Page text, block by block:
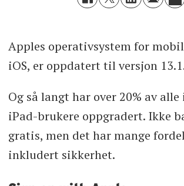
Apples operativsystem for
iOS, er oppdatert til versjon
Og så langt har over 20% av alle
iPad-brukere oppgradert. Ikke
gratis, men det har mange
inkludert sikkerhet.